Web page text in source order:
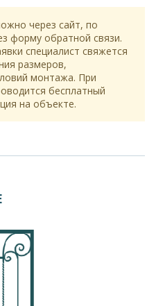
через сайт, по
форму обратной связи.
специалист свяжется
размеров,
монтажа. При
бесплатный
на объекте.